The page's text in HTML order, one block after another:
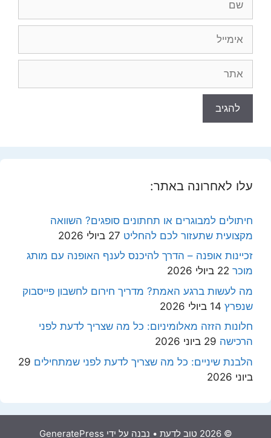
עלו לאחרונה באתר:
חיתולים למבוגרים או תחתונים סופגים? השוואה
מקצועית שתעזור לכם להחליט 27 ביולי 2026
זכיינות אופנה – הדרך להיכנס לענף האופנה עם מותג
מוכר 22 ביולי 2026
מה לעשות ברגע האמת? מדריך חירום לחשבון פייסבוק
שנפרץ 14 ביולי 2026
חלונות הזזה מאלומיניום: כל מה שצריך לדעת לפני
הרכישה 29 ביוני 2026
הלבנת שיניים: כל מה שצריך לדעת לפני שמתחילים 29
ביוני 2026
© 2026 טוב לדעת • נבנה על ידי GeneratePress